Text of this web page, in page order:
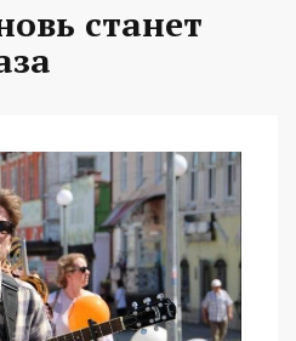
станет